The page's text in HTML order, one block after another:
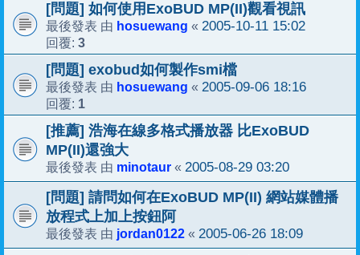
[問題] 如何使用ExoBUD MP(II)觀看視訊
最後發表 由 hosuewang « 2005-10-11 15:02
回覆: 3
[問題] exobud如何製作smi檔
最後發表 由 hosuewang « 2005-09-06 18:16
回覆: 1
[推薦] 浩海在線多格式播放器 比ExoBUD
MP(II)還強大
最後發表 由 minotaur « 2005-08-29 03:20
[問題] 請問如何在ExoBUD MP(II) 網站媒體播
放程式上加上按鈕阿
最後發表 由 jordan0122 « 2005-06-26 18:09